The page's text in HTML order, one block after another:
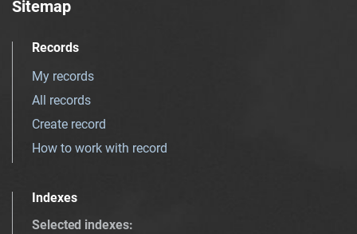
Sitemap
Records
My records
All records
Create record
How to work with record
Indexes
Selected indexes: